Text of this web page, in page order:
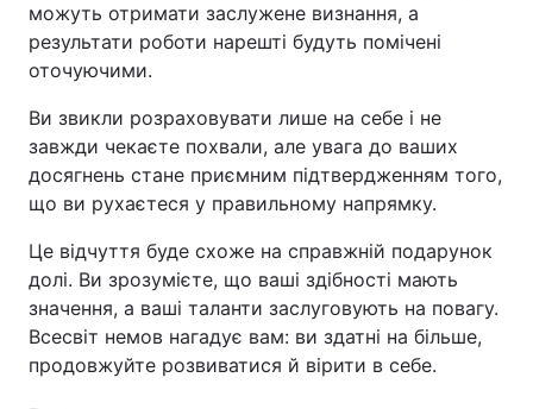
можуть отримати заслужене визнання, а
результати роботи нарешті будуть помічені
оточуючими.
Ви звикли розраховувати лише на себе і не
завжди чекаєте похвали, але увага до ваших
досягнень стане приємним підтвердженням того,
що ви рухаєтеся у правильному напрямку.
Це відчуття буде схоже на справжній подарунок
долі. Ви зрозумієте, що ваші здібності мають
значення, а ваші таланти заслуговують на повагу.
Всесвіт немов нагадує вам: ви здатні на більше,
продовжуйте розвиватися й вірити в себе.